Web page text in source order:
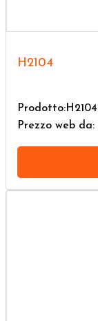
H2104
Prodotto:H2104
Prezzo web da: